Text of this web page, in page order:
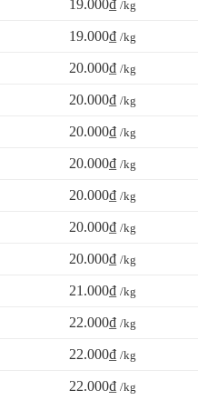
tốt thì chọnVựa Gạo Vifoods
19.000₫ /kg
19.000₫ /kg
20.000₫ /kg
20.000₫ /kg
20.000₫ /kg
20.000₫ /kg
20.000₫ /kg
20.000₫ /kg
20.000₫ /kg
21.000₫ /kg
22.000₫ /kg
22.000₫ /kg
22.000₫ /kg